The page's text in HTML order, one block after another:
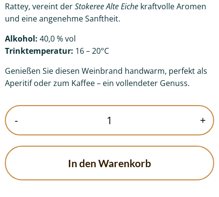
Rattey, vereint derStokeree Alte Eiche kraftvolle Aromen
und eine angenehme Sanftheit.
Alkohol: 40,0 % vol
Trinktemperatur: 16 – 20°C
Genießen Sie diesen Weinbrand handwarm, perfekt als
Aperitif oder zum Kaffee – ein vollendeter Genuss.
-
Eiche
Weinbrand
Menge
+
In den Warenkorb